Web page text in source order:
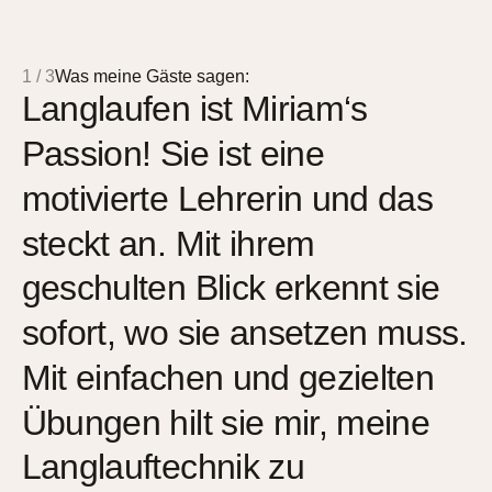
1 /3Was meine Gäste sagen:
Langlaufen ist Miriam‘s
Passion! Sie ist eine
motivierte Lehrerin und das
steckt an. Mit ihrem
geschulten Blick erkennt sie
sofort, wo sie ansetzen muss.
Mit einfachen und gezielten
Übungen hilt sie mir, meine
Langlauftechnik zu